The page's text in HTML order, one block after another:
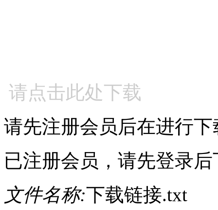
请点击此处下载
请先注册会员后在进行下
已注册会员，请先登录后
文件名称:下载链接.txt